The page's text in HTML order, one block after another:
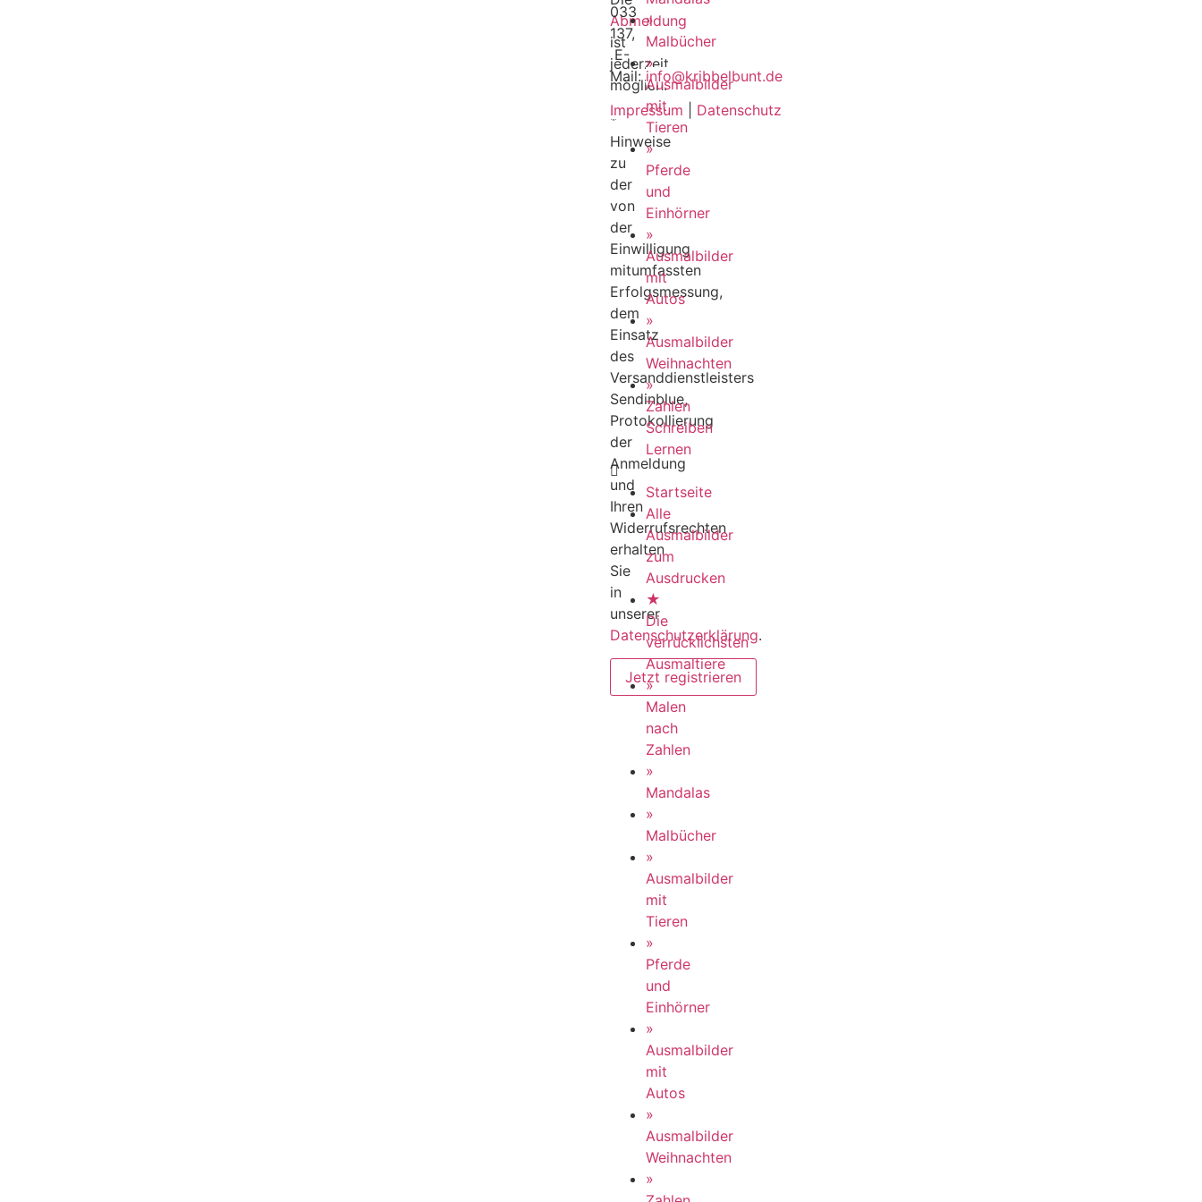
Abmeldung
ist
jederzeit
möglich.
*
Hinweise
zu
der
von
der
Einwilligung
mitumfassten
Erfolgsmessung,
dem
Einsatz
des
Versanddienstleisters
Sendinblue,
Protokollierung
der
Anmeldung
und
Ihren
Widerrufsrechten
erhalten
Sie
in
unserer
Datenschutzerklärung.
033
137,
E-
Mail:info@kribbelbunt.de
Impressum
Datenschutz
»
Malbücher
»
Ausmalbilder
mit
Tieren
»
Pferde
und
Einhörner
»
Ausmalbilder
mit
Autos
»
Ausmalbilder
Weihnachten
»
Zahlen
Schreiben
Lernen
Startseite
Alle
Ausmalbilder
zum
Ausdrucken
★
Die
verrücklichsten
Ausmaltiere
»
Malen
nach
Zahlen
»
Mandalas
»
Malbücher
»
Ausmalbilder
mit
Tieren
»
Pferde
und
Einhörner
»
Ausmalbilder
mit
Autos
»
Ausmalbilder
Weihnachten
»